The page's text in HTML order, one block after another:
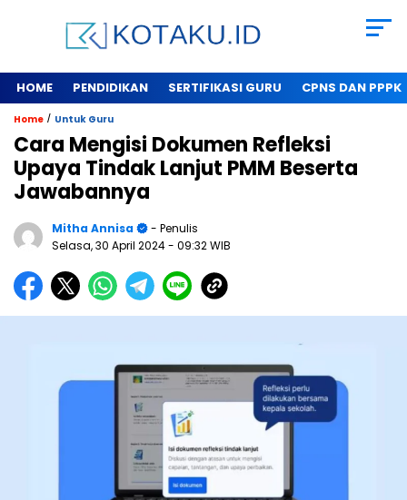
HOME PENDIDIKAN SERTIFIKASI GURU CPNS DAN PPPK
Home / Untuk Guru
Cara Mengisi Dokumen Refleksi
Upaya Tindak Lanjut PMM Beserta
Jawabannya
Mitha Annisa
- Penulis
Selasa, 30 April 2024- 09:32 WIB